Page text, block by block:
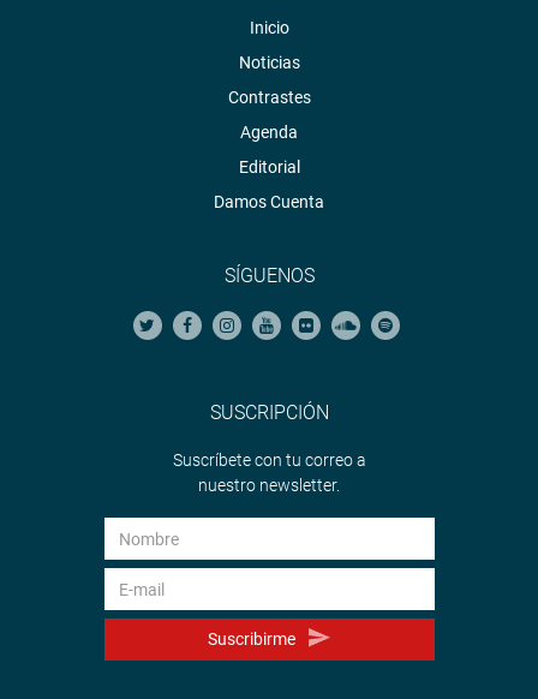
Inicio
Noticias
Contrastes
Agenda
Editorial
Damos Cuenta
SÍGUENOS
SUSCRIPCIÓN
Suscríbete con tu correo a
nuestro newsletter.
Suscribirme